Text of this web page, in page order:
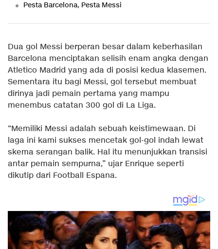
Pesta Barcelona, Pesta Messi
Dua gol Messi berperan besar dalam keberhasilan
Barcelona menciptakan selisih enam angka dengan
Atletico Madrid yang ada di posisi kedua klasemen.
Sementara itu bagi Messi, gol tersebut membuat
dirinya jadi pemain pertama yang mampu
menembus catatan 300 gol di La Liga.
“Memiliki Messi adalah sebuah keistimewaan. Di
laga ini kami sukses mencetak gol-gol indah lewat
skema serangan balik. Hal itu menunjukkan transisi
antar pemain sempurna,” ujar Enrique seperti
dikutip dari Football Espana.